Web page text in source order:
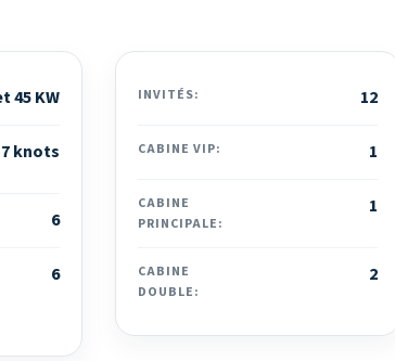
45 KW
knots
6
6
INVITÉS: 12
CABINE VIP: 1
CABINE
PRINCIPALE:
1
CABINE
DOUBLE:
2